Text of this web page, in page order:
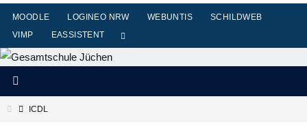
Zum
Inhalt
springen
MOODLE LOGINEO NRW WEBUNTIS
SCHILDWEB
VIMP
EASSISTENT
StartICDL